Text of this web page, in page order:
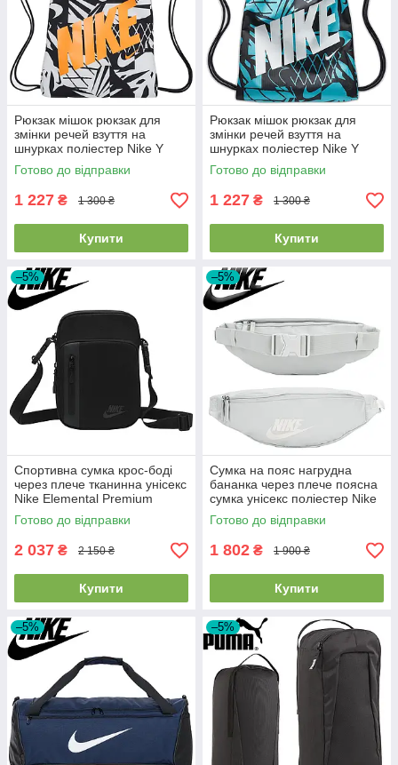
Рюкзак мішок рюкзак для
змінки речей взуття на
шнурках поліестер Nike Y
Drawstring Cat Aop 1 чорно-
помаранчевий
Готово до відправки
1 227 ₴ 1 300 ₴
Купити
Рюкзак мішок рюкзак для
змінки речей взуття на
шнурках поліестер Nike Y
Drawstring Cat Aop 1 чорно-
синій
Готово до відправки
1 227 ₴ 1 300 ₴
Купити
–5%
Спортивна сумка крос-боді
через плече тканинна унісекс
Nike Elemental Premium
Shoulder Bag 4L чорна
Готово до відправки
2 037 ₴ 2 150 ₴
Купити
–5%
Сумка на пояс нагрудна
бананка через плече поясна
сумка унісекс поліестер Nike
Heritage Waistpack сіра
Готово до відправки
1 802 ₴ 1 900 ₴
Купити
–5% –5%